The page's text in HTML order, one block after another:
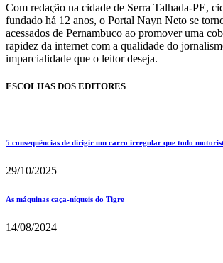
Com redação na cidade de Serra Talhada-PE,
fundado há 12 anos, o Portal Nayn Neto se
acessados de Pernambuco ao promover uma
rapidez da internet com a qualidade do
imparcialidade que o leitor deseja.
ESCOLHAS DOS EDITORES
5 consequências de dirigir um carro irregular que todo
29/10/2025
As máquinas caça-níqueis do Tigre
14/08/2024